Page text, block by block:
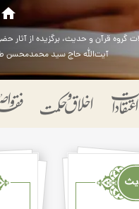
home
گروه قرآن و حدیث، برگزیده از
آیت‌الله حاج سید محمدمحسن
قرآن
وحدیث